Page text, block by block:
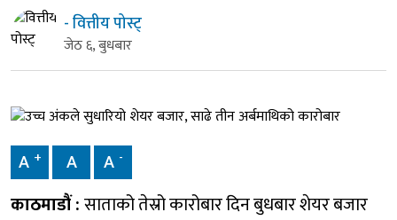
- वित्तीय पोस्ट्
जेठ ६, बुधबार
A + A A -
काठमाडौं :साताको तेस्रो कारोबार दिन बुधबार शेयर बजार